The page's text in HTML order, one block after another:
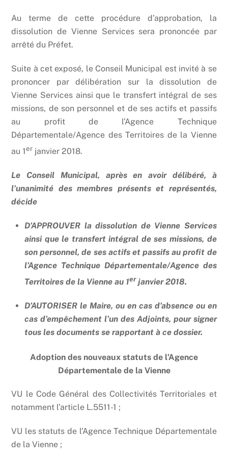
Au terme de cette procédure d’approbation, la
dissolution de Vienne Services sera prononcée par
arrêté du Préfet.
Suite à cet exposé, le Conseil Municipal est invité à se
prononcer par délibération sur la dissolution de
Vienne Services ainsi que le transfert intégral de ses
missions, de son personnel et de ses actifs et passifs
au profit de l’Agence Technique
Départementale/Agence des Territoires de la Vienne
au 1er janvier 2018.
Le Conseil Municipal, après en avoir délibéré, à
l’unanimité des membres présents et représentés,
décide
D’APPROUVER la dissolution de Vienne Services
ainsi que le transfert intégral de ses missions, de
son personnel, de ses actifs et passifs au profit de
l’Agence Technique Départementale/Agence des
Territoires de la Vienne au 1erjanvier 2018.
D’AUTORISER le Maire, ou en cas d’absence ou en
cas d’empêchement l’un des Adjoints, pour signer
tous les documents se rapportant à ce dossier.
Adoption des nouveaux statuts de l’Agence
Départementale de la Vienne
VU le Code Général des Collectivités Territoriales et
notamment l’article L.5511-1 ;
VU les statuts de l’Agence Technique Départementale
de la Vienne ;